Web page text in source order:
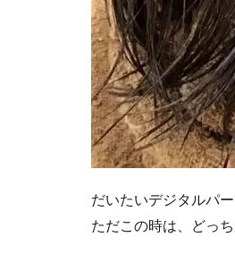
だいたいデジタルパ
ただこの時は、どっ